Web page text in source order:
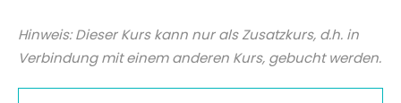
Hinweis: Dieser Kurs kann nur als Zusatzkurs, d.h. in
Verbindung mit einem anderen Kurs, gebucht werden.